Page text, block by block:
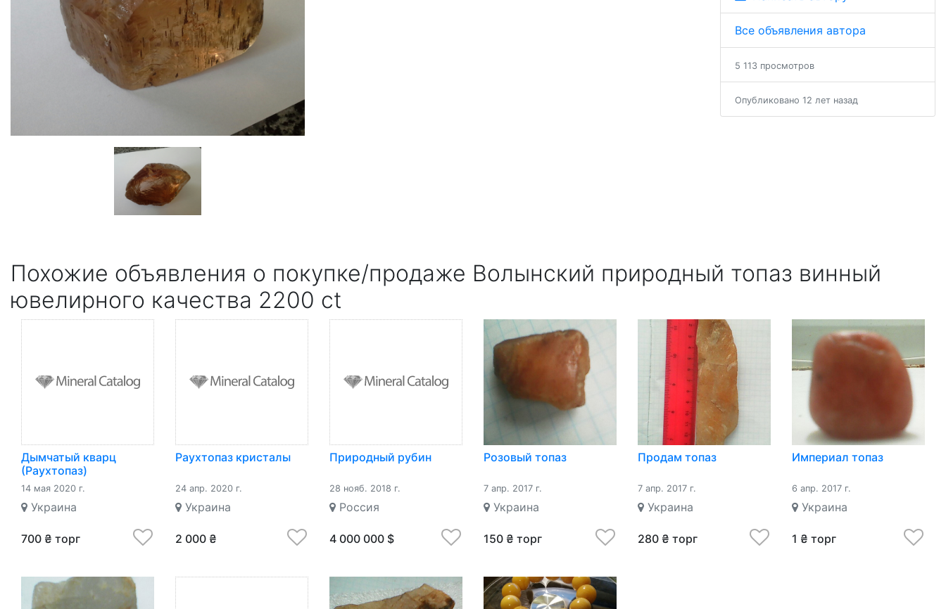
Все объявления автора
5 113 просмотров
Опубликовано 12 лет назад
Похожие объявления о покупке/продаже Волынский природный топаз винный
ювелирного качества 2200 ct
Дымчатый кварц
(Раухтопаз)
14 мая 2020 г.
Украина
700 ₴ торг
Раухтопаз кристалы
24 апр. 2020 г.
Украина
2 000 ₴
Природный рубин
28 нояб. 2018 г.
Россия
4 000 000 $
Розовый топаз
7 апр. 2017 г.
Украина
150 ₴ торг
Продам топаз
7 апр. 2017 г.
Украина
280 ₴ торг
Империал топаз
6 апр. 2017 г.
Украина
1 ₴ торг